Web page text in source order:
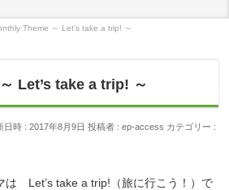
Theme ～ Let’s take a trip! ～
Let’s take a trip! ～
日時 : 2017年8月9日 投稿者 :ep-access カテゴリー :
は Let’s take a trip!（旅に行こう！）で